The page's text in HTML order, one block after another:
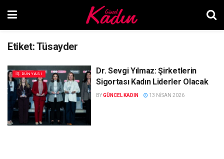
Etiket:Tüsayder
İŞ DÜNYASI
Dr. Sevgi Yılmaz: Şirketlerin
Sigortası Kadın Liderler Olacak
BYGÜNCEL KADIN 13 NISAN 2026